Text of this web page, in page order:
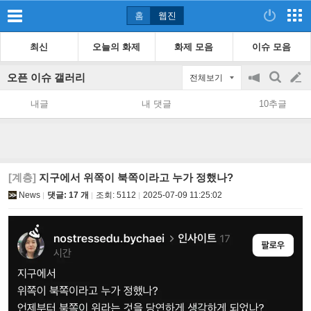
홈 웹진
최신 오늘의 화제 화제 모음 이슈 모음
오픈 이슈 갤러리 전체보기
공
지
on/off
검
색
글
쓰
내글 내 댓글 10추글
[계층] 지구에서 위쪽이 북쪽이라고 누가 정했나?
News 댓글: 17 개 조회: 5112 2025-07-09 11:25:02